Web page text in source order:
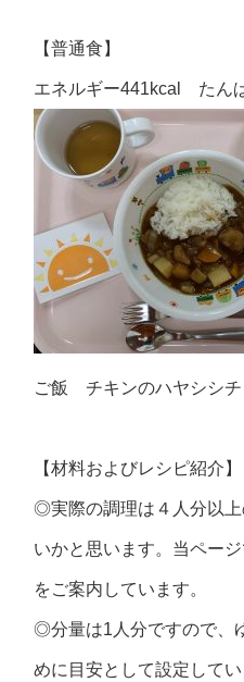
【普通食】
エネルギー441kcal たん
ご飯 チキンのハヤシシ
【材料およびレシピ紹介】
◎実際の調理は４人分以
いかと思います。当ペー
をご案内しています。
◎分量は1人分ですので、
めに目安として設定してい